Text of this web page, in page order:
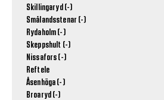
Skillingaryd (-)
Smålandsstenar (-)
Rydaholm (-)
Skeppshult (-)
Nissafors (-)
Reftele
Åsenhöga (-)
Broaryd (-)